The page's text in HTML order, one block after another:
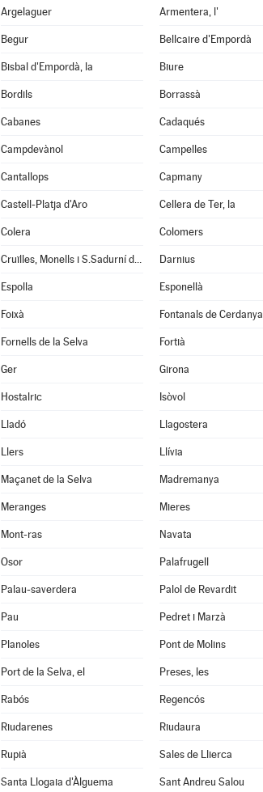
Argelaguer Armentera, l'
Begur Bellcaire d'Empordà
Bisbal d'Empordà, la Biure
Bordils Borrassà
Cabanes Cadaqués
Campdevànol Campelles
Cantallops Capmany
Castell-Platja d'Aro Cellera de Ter, la
Colera Colomers
Cruïlles, Monells i S.Sadurní de l'Heura Darnius
Espolla Esponellà
Foixà Fontanals de Cerdanya
Fornells de la Selva Fortià
Ger Girona
Hostalric Isòvol
Lladó Llagostera
Llers Llívia
Maçanet de la Selva Madremanya
Meranges Mieres
Mont-ras Navata
Osor Palafrugell
Palau-saverdera Palol de Revardit
Pau Pedret i Marzà
Planoles Pont de Molins
Port de la Selva, el Preses, les
Rabós Regencós
Riudarenes Riudaura
Rupià Sales de Llierca
Santa Llogaia d'Àlguema Sant Andreu Salou